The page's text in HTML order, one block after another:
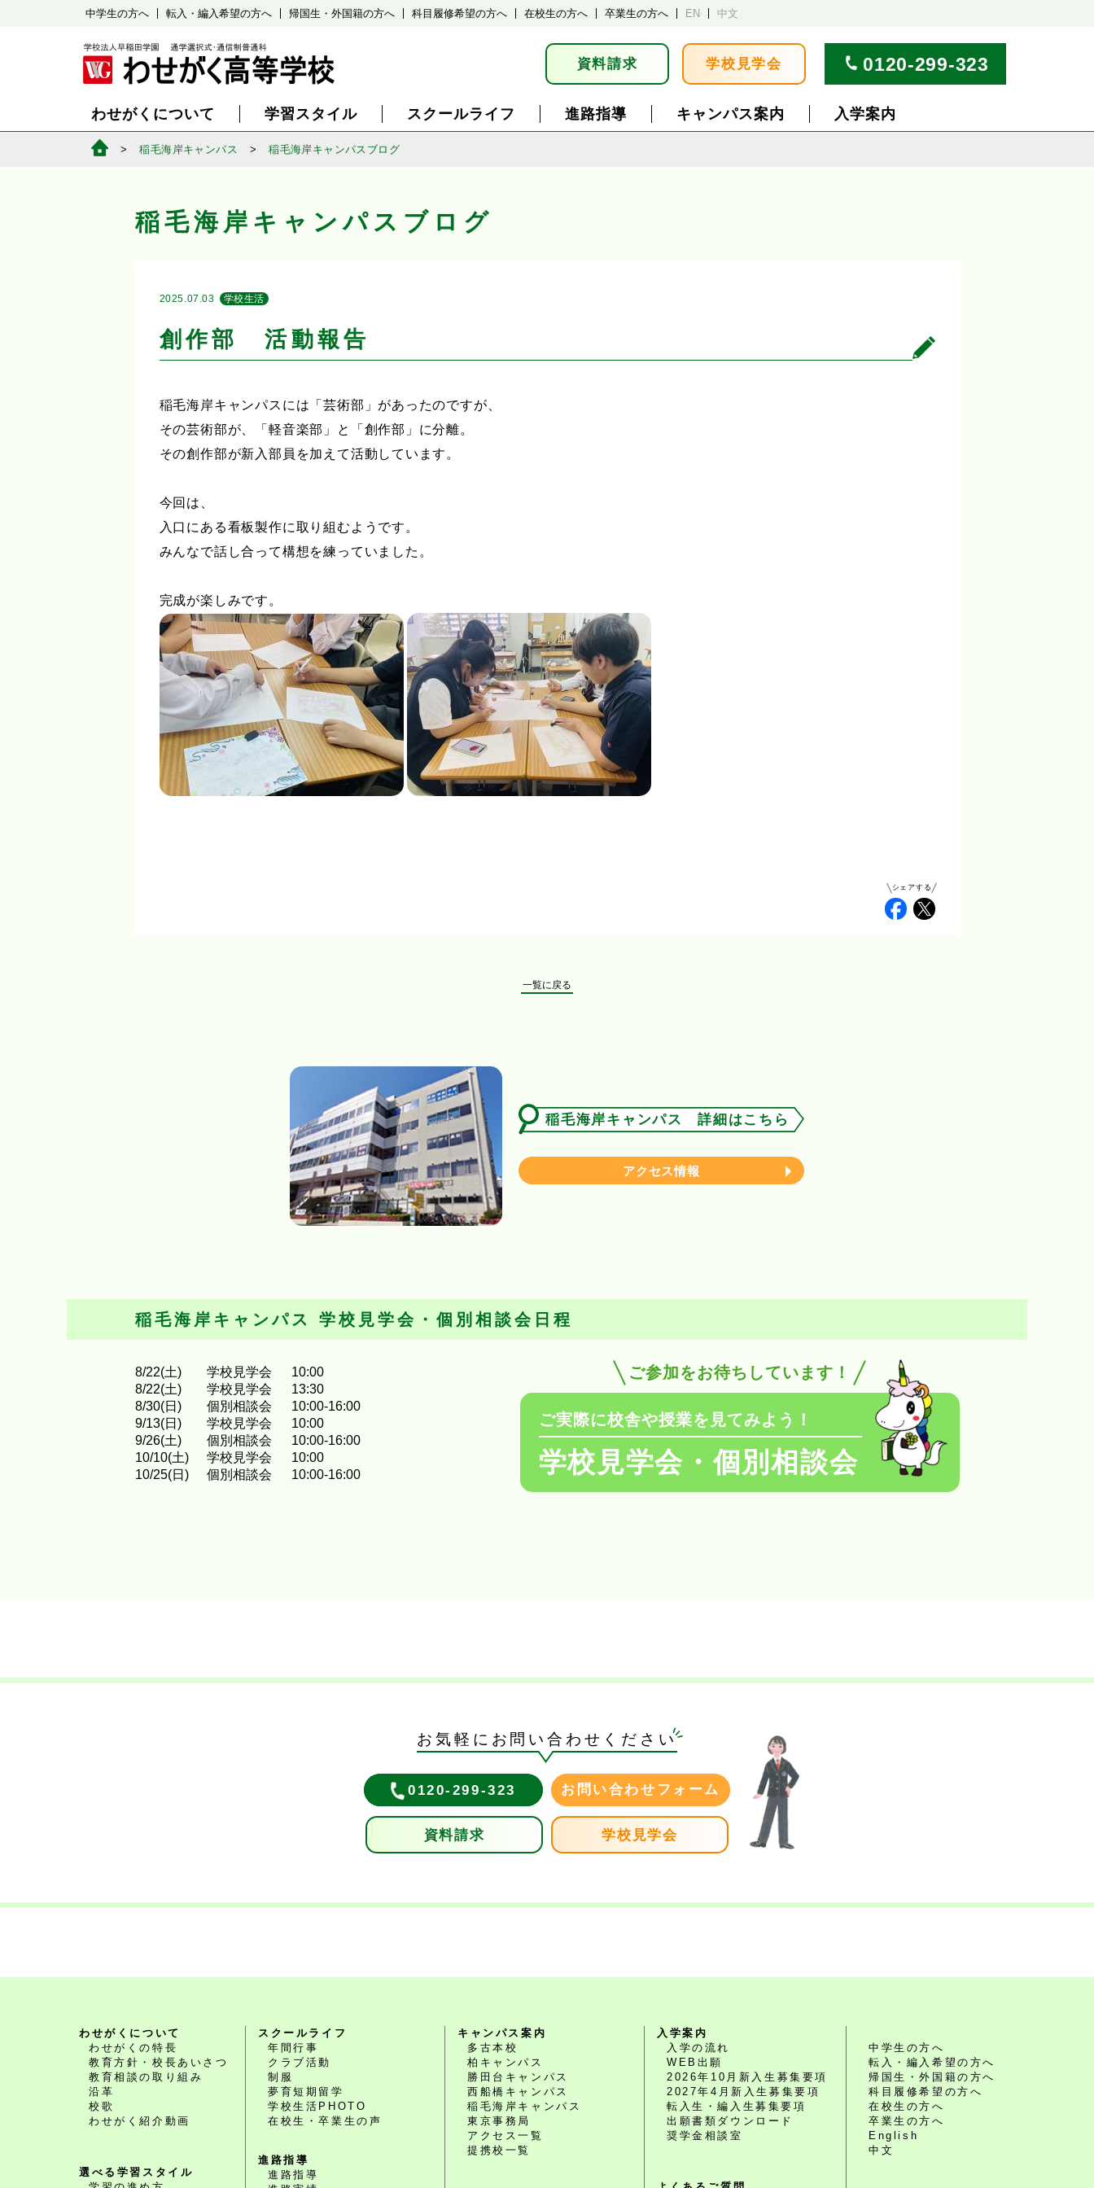
中学生の方へ 転入・編入希望の方へ 帰国生・外国籍の方へ 科目履修希望の方へ 在校生の方へ 卒業生の方へ EN 中文
資料請求 学校見学会 0120-299-323
わせがくについて 学習スタイル スクールライフ 進路指導 キャンパス案内 入学案内
稲毛海岸キャンパス 稲毛海岸キャンパスブログ
稲毛海岸キャンパスブログ
2025.07.03 学校生活
創作部 活動報告
稲毛海岸キャンパスには「芸術部」があったのですが、
その芸術部が、「軽音楽部」と「創作部」に分離。
その創作部が新入部員を加えて活動しています。
今回は、
入口にある看板製作に取り組むようです。
みんなで話し合って構想を練っていました。
完成が楽しみです。
シェアする
Facebook
Twitter
一覧に戻る
稲毛海岸キャンパス 詳細はこちら
アクセス情報
稲毛海岸キャンパス 学校見学会・個別相談会日程
8/22(土) 学校見学会
10:00
8/22(土) 学校見学会
13:30
8/30(日) 個別相談会
10:00-16:00
9/13(日) 学校見学会
10:00
9/26(土) 個別相談会
10:00-16:00
10/10(土) 学校見学会
10:00
10/25(日) 個別相談会 10:00-16:00
ご参加をお待ちしています！
ご実際に校舎や授業を見てみよう！
学校見学会・個別相談会
お気軽にお問い合わせください
0120-299-323 お問い合わせフォーム
資料請求 学校見学会
わせがくについて
わせがくの特長
教育方針・校長あいさつ
教育相談の取り組み
沿革
校歌
わせがく紹介動画
選べる学習スタイル
スクールライフ
年間行事
クラブ活動
制服
夢育短期留学
学校生活PHOTO
在校生・卒業生の声
進路指導
進路指導
キャンパス案内
多古本校
柏キャンパス
勝田台キャンパス
西船橋キャンパス
稲毛海岸キャンパス
東京事務局
アクセス一覧
提携校一覧
入学案内
入学の流れ
WEB出願
2026年10月新入生募集要項
2027年4月新入生募集要項
転入生・編入生募集要項
出願書類ダウンロード
奨学金相談室
中学生の方へ
転入・編入希望の方へ
帰国生・外国籍の方へ
科目履修希望の方へ
在校生の方へ
卒業生の方へ
English
中文